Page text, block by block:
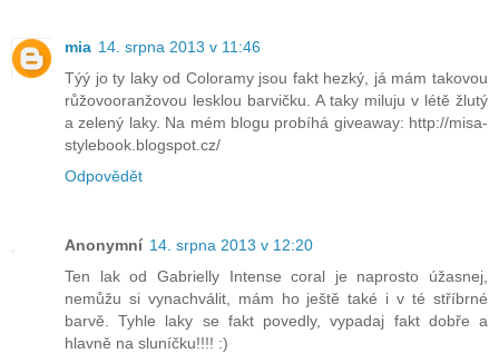
mia 14. srpna 2013 v 11:46
Týý jo ty laky od Coloramy jsou fakt hezký, já mám takovou
růžovooranžovou lesklou barvičku. A taky miluju v létě žlutý
a zelený laky. Na mém blogu probíhá giveaway: http://misa-
stylebook.blogspot.cz/
Odpovědět
Anonymní 14. srpna 2013 v 12:20
Ten lak od Gabrielly Intense coral je naprosto úžasnej,
nemůžu si vynachválit, mám ho ještě také i v té stříbrné
barvě. Tyhle laky se fakt povedly, vypadaj fakt dobře a
hlavně na sluníčku!!!! :)